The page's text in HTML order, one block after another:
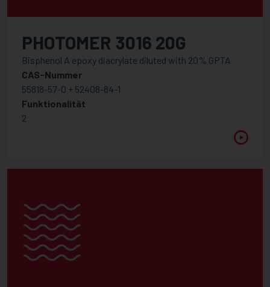
PHOTOMER 3016 20G
Bisphenol A epoxy diacrylate diluted with 20% GPTA
CAS-Nummer
55818-57-0 + 52408-84-1
Funktionalität
2